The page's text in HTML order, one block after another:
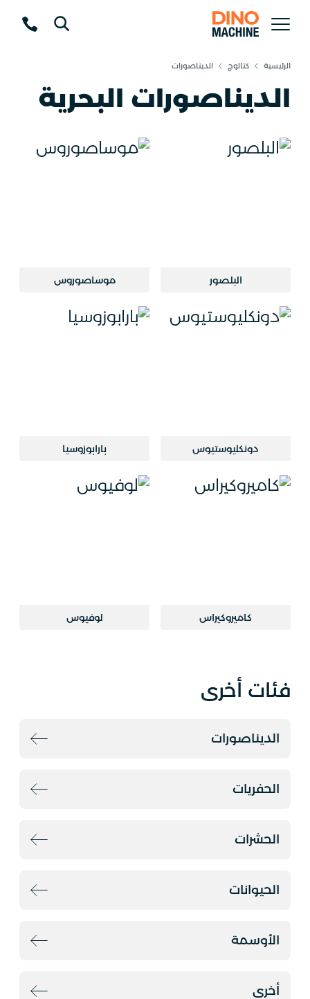
الرئيسية كتالوج الديناصورات
الديناصورات البحرية
البلصور موساصوروس
دونكليوستيوس بارابوزوسيا
كاميروكيراس لوفيوس
فئات أخرى
الديناصورات
الحفريات
الحشرات
الحيوانات
الأوسمة
أخرى